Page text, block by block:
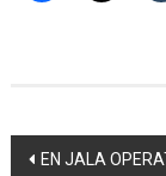
EN JALA